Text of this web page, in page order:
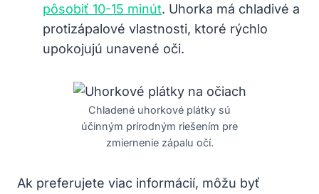
pôsobiť ⁣10-15 minút. Uhorka má chladivé a
protizápalové vlastnosti, ktoré rýchlo
upokojujú unavené oči.
Chladené ⁣uhorkové plátky sú⁣
účinným prírodným riešením pre
zmiernenie zápalu očí.
Ak preferujete viac⁢ informácií, môžu ⁣byť